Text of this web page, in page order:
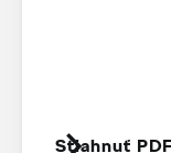
Stiahnuť PDF